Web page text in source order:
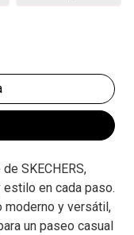
SKECHERS,
en cada paso.
moderno y versátil,
un paseo casual